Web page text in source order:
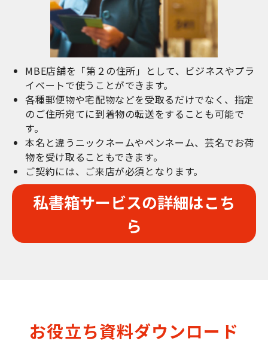
MBE店舗を「第２の住所」として、ビジネスやプラ
イベートで使うことができます。
各種郵便物や宅配物などを受取るだけでなく、指定
のご住所宛てに到着物の転送をすることも可能で
す。
本名と違うニックネームやペンネーム、芸名でお荷
物を受け取ることもできます。
ご契約には、ご来店が必須となります。
私書箱サービスの詳細はこち
ら
お役立ち資料ダウンロード